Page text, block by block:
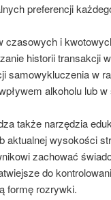
preferencji
czasowych i
historii transakcji
samowykluczenia w
alkoholu lub
także narzędzia
aktualnej wysokości
zachować
do
formę rozrywki.